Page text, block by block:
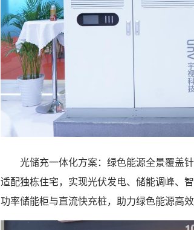
光储充一体化方案：绿色能源全景覆盖针
适配独栋住宅，实现光伏发电、储能调峰、
功率储能柜与直流快充桩，助力绿色能源高效